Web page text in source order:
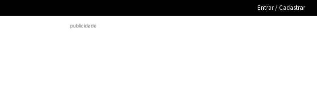
Entrar / Cadastrar
publicidade